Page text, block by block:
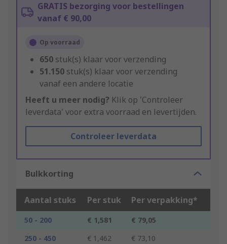
GRATIS bezorging voor bestellingen
vanaf € 90,00
Op voorraad
650 stuk(s) klaar voor verzending
51.150 stuk(s) klaar voor verzending
vanaf een andere locatie
Heeft u meer nodig? Klik op 'Controleer
leverdata' voor extra voorraad en levertijden.
Controleer leverdata
Bulkkorting
Aantal stuks Per stuk Per verpakking*
50 - 200 € 1,581
€ 79,05
250 - 450
€ 1,462
€ 73,10